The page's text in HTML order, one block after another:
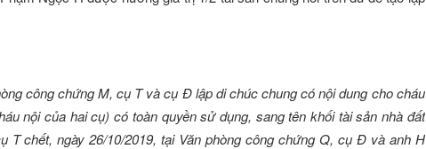
công chứng M, cụ T và cụ Đ lập di chúc chung có nội dung cho cháu
nội của hai cụ) có toàn quyền sử dụng, sang tên khối tài sản nhà đất
T chết, ngày 26/10/2019, tại Văn phòng công chứng Q, cụ Đ và anh H